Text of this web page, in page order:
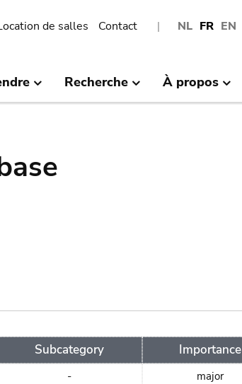
NL FR EN
de salles Contact
Recherche À propos
Subcategory Importance
- major